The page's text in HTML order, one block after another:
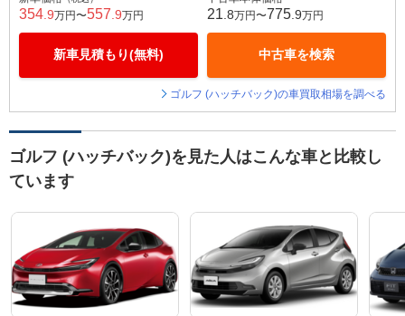
354 .9万円〜557 .9万円
新車見積もり(無料)
21 .8万円〜775 .9万円
中古車を検索
ゴルフ (ハッチバック)の車買取相場を調べる
ゴルフ (ハッチバック)を見た人はこんな車と比較し
ています